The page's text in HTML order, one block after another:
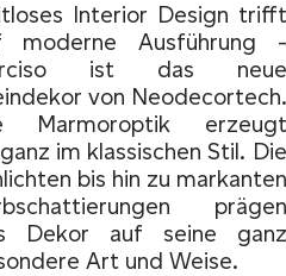
Interior Design trifft
moderne Ausführung -
ist das neue
von Neodecortech.
Marmoroptik erzeugt
im klassischen Stil. Die
bis hin zu markanten
prägen
Dekor auf seine ganz
Art und Weise.